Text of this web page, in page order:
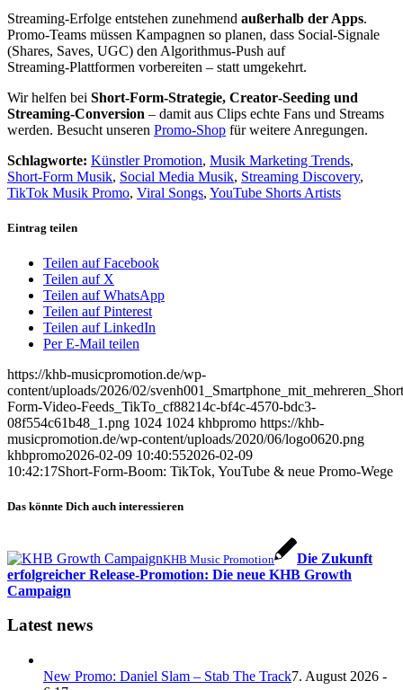
Streaming‑Erfolge entstehen zunehmend außerhalb der Apps.
Promo‑Teams müssen Kampagnen so planen, dass Social‑Signale
(Shares, Saves, UGC) den Algorithmus‑Push auf
Streaming‑Plattformen vorbereiten – statt umgekehrt.
Wir helfen bei Short‑Form‑Strategie, Creator‑Seeding und
Streaming‑Conversion – damit aus Clips echte Fans und Streams
werden. Besucht unseren Promo-Shop für weitere Anregungen.
Schlagworte: Künstler Promotion, Musik Marketing Trends,
Short‑Form Musik, Social Media Musik, Streaming Discovery,
TikTok Musik Promo, Viral Songs, YouTube Shorts Artists
Eintrag teilen
Teilen auf Facebook
Teilen auf X
Teilen auf WhatsApp
Teilen auf Pinterest
Teilen auf LinkedIn
Per E-Mail teilen
https://khb-musicpromotion.de/wp-
content/uploads/2026/02/
Form-Video-Feeds_TikTo_cf88214c-bf4c-4570-bdc3-
08f554c61b48_1.png 1024 1024 khbpromo https://khb-
musicpromotion.de/wp-content/uploads/2020/06/logo0620.png
khbpromo2026-02-09 10:40:552026-02-09
10:42:17Short‑Form‑Boom: TikTok, YouTube & neue Promo‑Wege
Das könnte Dich auch interessieren
KHB Music Promotion
Die Zukunft
erfolgreicher Release-Promotion: Die neue KHB Growth
Campaign
Latest news
New Promo: Daniel Slam – Stab The Track7. August 2026 -